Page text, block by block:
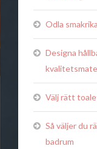
Odla
Designa
Välj rätt
Så väljer du
badrum